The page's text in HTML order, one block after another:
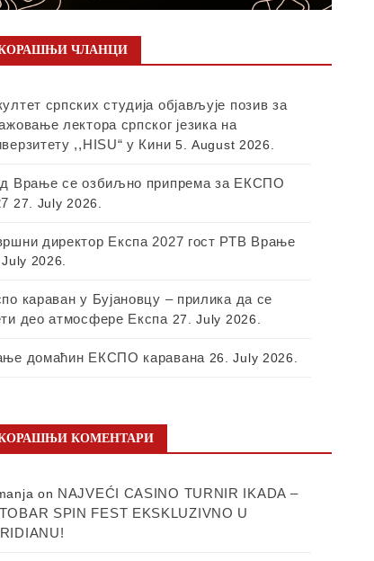
ЧЛАНЦИ
српских студија објављује позив за
лектора српског језика на
,,HISU“ у Кини 5. August 2026.
Врање се озбиљно припрема за ЕКСПО
27. July 2026.
директор Експа 2027 гост РТВ Врање
2026.
караван у Бујановцу – прилика да се
део атмосфере Експа 27. July 2026.
домаћин ЕКСПО каравана 26. July 2026.
КОМЕНТАРИ
on NAJVEĆI CASINO TURNIR IKADA –
SPIN FEST EKSKLUZIVNO U